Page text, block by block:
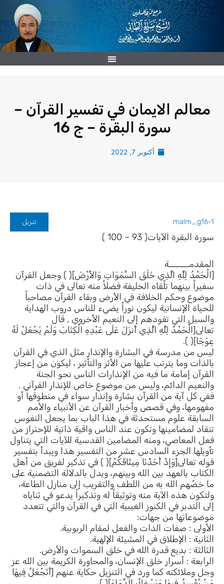
تخطي
معالم الايمان في تفسير القرآن –
سورة البقرة – ج 16
أكتوبر 7, 2022
malm_g16-1 تنزيل
سورة البقرة الآيات( 93 – 100 )
المقدمــــــــة
[الْحَمْدُ لِلَّهِ الَّذِي خَلَقَ السَّمَوَاتِ وَالأَرْضَ]( ) وجعل القرآن
سفيراً بينهما تلّقاه الخليفة فضلاً منه تعالى في ذات
موضوع وحكم الخلافة في الأرض وبقاء القرآن مصاحباً
للحياة الإنسانية ليكون نوراً يضيء للناس دروب الهداية
والسبل التي تقودهم إلى النعيم الأخروي , قال
تعالى[الْحَمْدُ لِلَّهِ الَّذِي أَنزَلَ عَلَى عَبْدِهِ الْكِتَابَ وَلَمْ يَجْعَلْ لَهُ
عِوَجَا]( ).
ليس من مدرسة في البشارة والإنذار مثل الذي في القرآن
بالذات وما يترتب عليها من الأثر والتأثير ، ليكون من إعجاز
القرآن إمامة ما فيه من الإنذارات الناس نحو الجنة
والنعيم الدائم، وليس من موضوع خاص للإنذار القرآني .
ففي كل آية من القرآن بشارة وإنذار سواء في منطوقها أو
مفهومها، وفي قصص وأخبار القرآن عن الأنبياء والأمم
السابقة علوم مستحدثة في هذا الباب بما يجعل النفوس
تنقاد لمضامينها وتكون عند الناس واقية ذاتية للإحتراز من
فعل المعاصي، ومنه المضامين القدسية للآيات التي يتناول
تأويلها الجزء السادس عشر من التفسير هذا ويبدأ بتفسير
قوله تعالى[وَإِذْ أَخَذْنَا مِيثَاقَكُمْ]( ) في تذكير لفريق من أهل
الكتاب بالعهد بين الله وبينهم، ويدل بالدلالة التضمنية على
ما خصّهم الله به من اللطف والتقريب إلى منازل الطاعة،
ولتكون هذه الآية منه وتوثيقاً له وتذكيراً يدعو في ثناياه
إلى التدبر في الكنوز الغيبية التي في القرآن والتي تتعدد
موضوعاتها من جهات:
الأولى : صفات الذات والفعل لمقام الربوبية.
الثانية : الإطلاق في المشيئة الإلهية.
الثالثة : بديع قدرة الله في خلق السموات والأرض.
الرابعة : أسرار خلق الإنسان، والمحاورة الكريمة بين الله عز
وجل وملائكته كما ورد في التنزيل حكاية عنهم [أَتَجْعَلُ فِيهَا